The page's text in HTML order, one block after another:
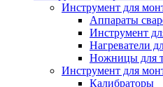
Инструмент для
Аппараты
Инструмент
Нагреватели
Ножницы для
Инструмент для
Калибраторы